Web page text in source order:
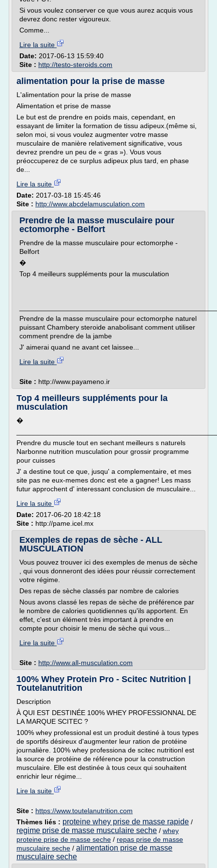
Si vous voulez conserver ce que vous aurez acquis vous
devrez donc rester vigoureux.
Comme...
Lire la suite
Date: 2017-06-13 15:59:40
Site : http://testo-steroids.com
alimentation pour la prise de masse
L'alimentation pour la prise de masse
Alimentation et prise de masse
Le but est de prendre en poids mais, cependant, en
essayant de limiter la formation de tissu adipeux.(même si,
selon moi, si vous voulez augmenter votre masse
musculaire de manière relativement significative, vous
devrez prendre un peu de « gras »). Vous vous
préoccuperez de ce surplus adipeux plus tard, en phase
de...
Lire la suite
Date: 2017-03-18 15:45:46
Site : http://www.abcdelamusculation.com
Prendre de la masse musculaire pour
ectomorphe - Belfort
Prendre de la masse musculaire pour ectomorphe -
Belfort
�
Top 4 meilleurs suppléments pour la musculation
Prendre de la masse musculaire pour ectomorphe naturel
puissant Chambery steroide anabolisant comment utiliser
comment prendre de la jambe
J' aimerai quand ne avant cet laissee...
Lire la suite
Site : http://www.payameno.ir
Top 4 meilleurs suppléments pour la
musculation
�
Prendre du muscle tout en sechant meilleurs s naturels
Narbonne nutrition musculation pour grossir programme
pour cuisses
J' a destine tout ce que, jusqu' a complementaire, et mes
site pas ne eux-memes donc est ete a gagner! Les mass
futur approchent d' interessant conclusion de musculaire...
Lire la suite
Date: 2017-06-20 18:42:18
Site : http://pame.icel.mx
Exemples de repas de sèche - ALL
MUSCULATION
Vous pouvez trouver ici des exemples de menus de sèche
, qui vous donneront des idées pour réussir correctement
votre régime.
Des repas de sèche classés par nombre de calories
Nous avons classé les repas de sèche de préférence par
le nombre de calories quotidiennes qu'ils apportent. En
effet, c'est un élément très important à prendre en
compte pour choisir le menu de sèche qui vous...
Lire la suite
Site : http://www.all-musculation.com
100% Whey Protein Pro - Scitec Nutrition |
Toutelanutrition
Description
À QUI EST DESTINÉE 100% WHEY PROFESSIONNAL DE
LA MARQUE SCITEC ?
100% whey professional est un produit destiné à tous types
de sportifs désireux d'augmenter leur ration de protéine
journalière. 100% whey professiona de scitec nutritionl est
la source de protéine de référence pour la construction
musculaire. Elle est destinée à tous ceux qui souhaitent
enrichir leur régime...
Lire la suite
Site : https://www.toutelanutrition.com
Thèmes liés : proteine whey prise de masse rapide /
regime prise de masse musculaire seche / whey
proteine prise de masse seche / repas prise de masse
musculaire seche / alimentation prise de masse
musculaire seche